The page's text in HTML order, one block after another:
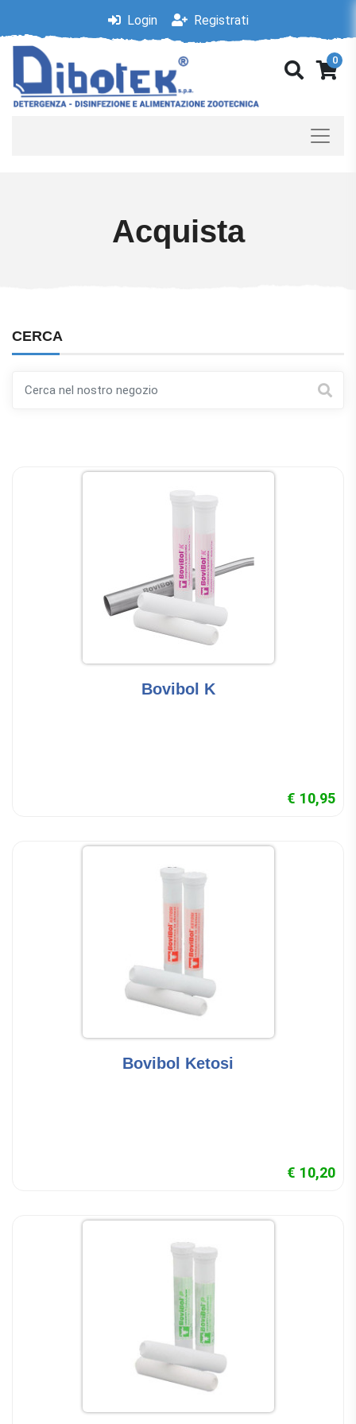
Login Registrati
0
Acquista
CERCA
Bovibol K
€ 10,95
Bovibol Ketosi
€ 10,20